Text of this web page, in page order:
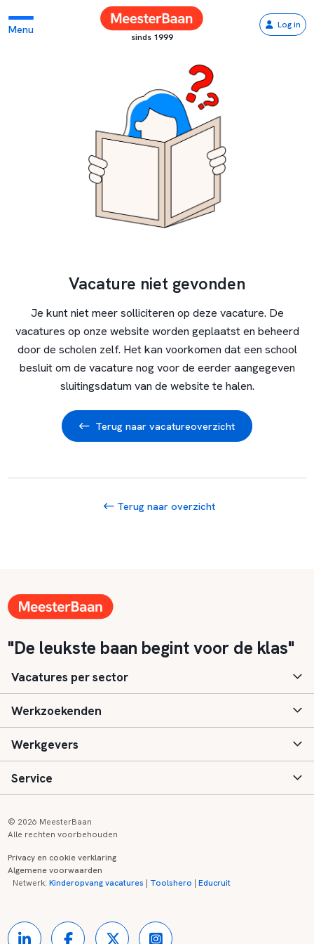
Menu
sinds 1999
Log in
Vacature niet gevonden
Je kunt niet meer solliciteren op deze vacature. De
vacatures op onze website worden geplaatst en beheerd
door de scholen zelf. Het kan voorkomen dat een school
besluit om de vacature nog voor de eerder aangegeven
sluitingsdatum van de website te halen.
Terug naar vacatureoverzicht
Terug naar overzicht
"De leukste baan begint voor de klas"
Vacatures per sector
Basisonderwijs
Speciaal (basis) onderwijs
Voortgezet onderwijs
Kinderopvang
Werkzoekenden
Aanmelden
Vacatures
Zij-instroom informatie
Werkgevers
Inloggen
Registreren
Service
Onderwijs links
© 2026 MeesterBaan
Alle rechten voorbehouden
Privacy en cookie verklaring
Algemene voorwaarden
Netwerk:Kinderopvang vacatures | Toolshero |Educruit